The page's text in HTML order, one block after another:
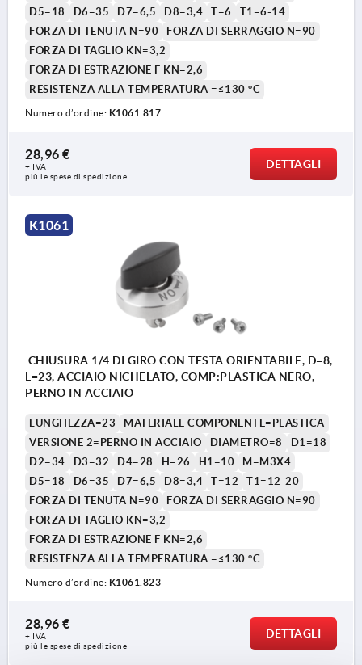
D5=18
D6=35 D7=6,5 D8=3,4 T=6
T1=6-14
FORZA DI TENUTA N=90
FORZA DI SERRAGGIO N=90
FORZA DI TAGLIO KN=3,2
FORZA DI ESTRAZIONE F KN=2,6
RESISTENZA ALLA TEMPERATURA =≤130 °C
Numero d’ordine: K1061.817
28,96 €
+ IVA
più le spese di spedizione
DETTAGLI
K1061
CHIUSURA 1/4 DI GIRO CON TESTA ORIENTABILE, D=8,
L=23, ACCIAIO NICHELATO, COMP:PLASTICA NERO,
PERNO IN ACCIAIO
LUNGHEZZA=23
MATERIALE COMPONENTE=PLASTICA
VERSIONE 2=PERNO IN ACCIAIO
DIAMETRO=8
D1=18
D2=34
D3=32 D4=28 H=26 H1=10
M=M3X4
D5=18
D6=35 D7=6,5 D8=3,4 T=12
T1=12-20
FORZA DI TENUTA N=90
FORZA DI SERRAGGIO N=90
FORZA DI TAGLIO KN=3,2
FORZA DI ESTRAZIONE F KN=2,6
RESISTENZA ALLA TEMPERATURA =≤130 °C
Numero d’ordine: K1061.823
28,96 €
+ IVA
più le spese di spedizione
DETTAGLI